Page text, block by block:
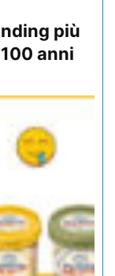
più
anni